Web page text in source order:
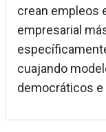
crean empleos
empresarial
cuajando
democráticos e